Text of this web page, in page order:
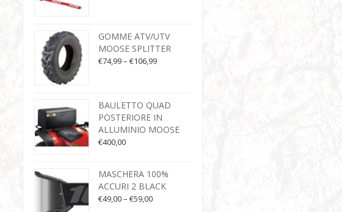
GOMME ATV/UTV
MOOSE SPLITTER
€74,99– €106,99
BAULETTO QUAD
POSTERIORE IN
ALLUMINIO MOOSE
€400,00
MASCHERA 100%
ACCURI 2 BLACK
€49,00– €59,00